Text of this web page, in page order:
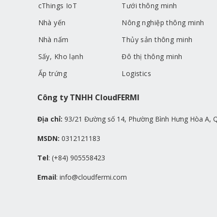
cThings IoT
Nhà yến
Nhà nấm
Sấy, Kho lạnh
Ấp trứng
Tưới thông minh
Nông nghiệp thông minh
Thủy sản thông minh
Đô thị thông minh
Logistics
Công ty TNHH CloudFERMI
Địa chỉ: 93/21 Đường số 14, Phường Bình Hưng Hòa A,
MSDN: 0312121183
Tel: (+84) 905558423
Email: info@cloudfermi.com